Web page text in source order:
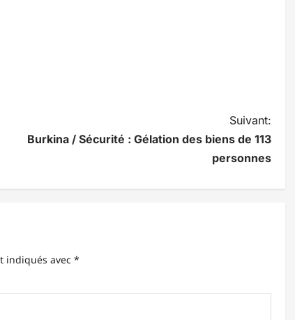
Suivant:
Burkina / Sécurité : Gélation des biens de 113
personnes
indiqués avec *